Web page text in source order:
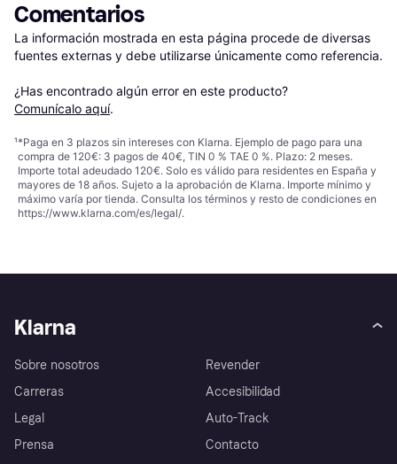
Comentarios
La información mostrada en esta página procede de diversas
fuentes externas y debe utilizarse únicamente como referencia.
¿Has encontrado algún error en este producto?
Comunícalo aquí.
¹*Paga en 3 plazos sin intereses con Klarna. Ejemplo de pago para una
compra de 120€: 3 pagos de 40€, TIN 0 % TAE 0 %. Plazo: 2 meses.
Importe total adeudado 120€. Solo es válido para residentes en España y
mayores de 18 años. Sujeto a la aprobación de Klarna. Importe mínimo y
máximo varía por tienda. Consulta los términos y resto de condiciones en
https://www.klarna.com/es/legal/.
Klarna
Sobre nosotros
Carreras
Legal
Prensa
Revender
Accesibilidad
Auto-Track
Contacto